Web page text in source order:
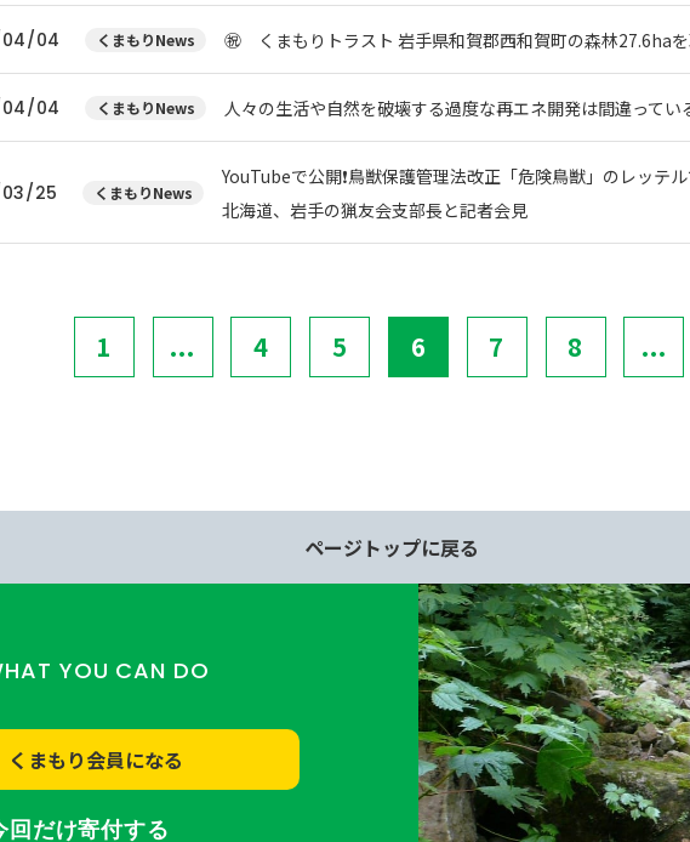
04 くまもりNews ㊗ くまもりトラスト 岩手県和賀郡西和賀町の森林27.6ha
04 くまもりNews 人々の生活や自然を破壊する過度な再エネ開発は間違ってい
25 くまもりNews
YouTubeで公開❗鳥獣保護管理法改正「危険鳥獣」のレッ
北海道、岩手の猟友会支部長と記者会見
1 ... 4 5 6 7 8 ...
ページトップに戻る
YOU CAN DO
くまもり会員になる
回だけ寄付する